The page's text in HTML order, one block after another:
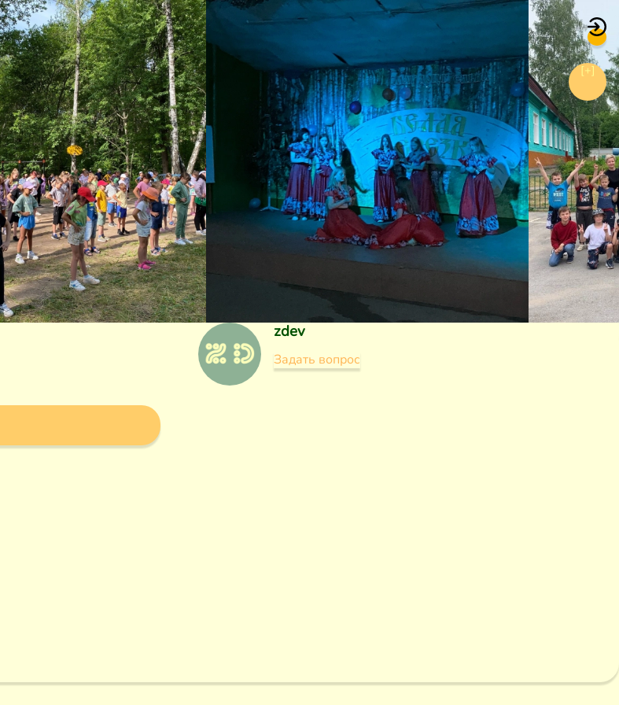
[+]
zdev
Задать вопрос